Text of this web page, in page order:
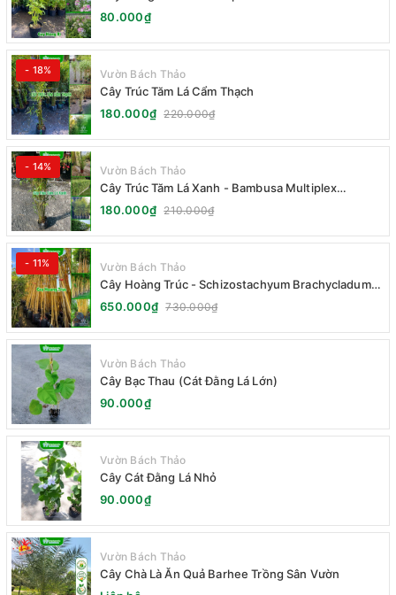
80.000₫
- 18% Vườn Bách Thảo
Cây Trúc Tăm Lá Cẩm Thạch
180.000₫ 220.000₫
- 14% Vườn Bách Thảo
Cây Trúc Tăm Lá Xanh - Bambusa Multiplex
Fernleaf
180.000₫ 210.000₫
- 11% Vườn Bách Thảo
Cây Hoàng Trúc - Schizostachyum Brachycladum
Yello
650.000₫ 730.000₫
Vườn Bách Thảo
Cây Bạc Thau (Cát Đằng Lá Lớn)
90.000₫
Vườn Bách Thảo
Cây Cát Đằng Lá Nhỏ
90.000₫
Vườn Bách Thảo
Cây Chà Là Ăn Quả Barhee Trồng Sân Vườn